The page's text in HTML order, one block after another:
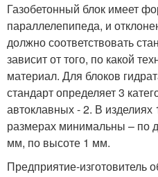
Газобетонный блок имеет
параллелепипеда, и
должно соответствовать
зависит от того, по какой
материал. Для блоков
стандарт определяет 3
автоклавных - 2. В изделиях
размерах минимальны – по
мм, по высоте 1 мм.
Предприятие-изготовитель